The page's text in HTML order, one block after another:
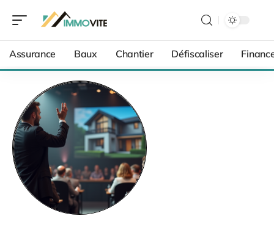
Assurance Baux Chantier Défiscaliser